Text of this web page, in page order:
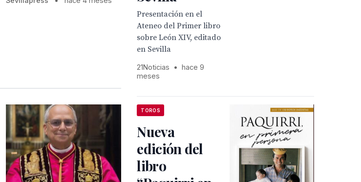
Presentación en el
Ateneo del Primer libro
sobre León XIV, editado
en Sevilla
21Noticias •
hace 9
meses
TOROS
Nueva
edición del
libro